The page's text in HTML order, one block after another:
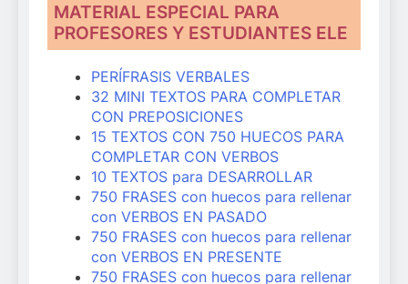
MATERIAL ESPECIAL PARA
PROFESORES Y ESTUDIANTES ELE
PERÍFRASIS VERBALES
32 MINI TEXTOS PARA COMPLETAR
CON PREPOSICIONES
15 TEXTOS CON 750 HUECOS PARA
COMPLETAR CON VERBOS
10 TEXTOS para DESARROLLAR
750 FRASES con huecos para rellenar
con VERBOS EN PASADO
750 FRASES con huecos para rellenar
con VERBOS EN PRESENTE
750 FRASES con huecos para rellenar